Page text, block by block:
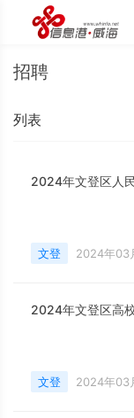
招聘
列表
2024年文登区人
文登 2024年03
2024年文登区高
文登 2024年03